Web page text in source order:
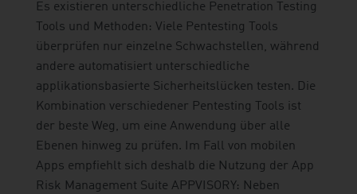
Es existieren unterschiedliche Penetration Testing
Tools und Methoden: Viele Pentesting Tools
überprüfen nur einzelne Schwachstellen, während
andere automatisiert unterschiedliche
applikationsbasierte Sicherheitslücken testen. Die
Kombination verschiedener Pentesting Tools ist
der beste Weg, um eine Anwendung über alle
Ebenen hinweg zu prüfen. Im Fall von mobilen
Apps empfiehlt sich deshalb die Nutzung der App
Risk Management Suite APPVISORY: Neben